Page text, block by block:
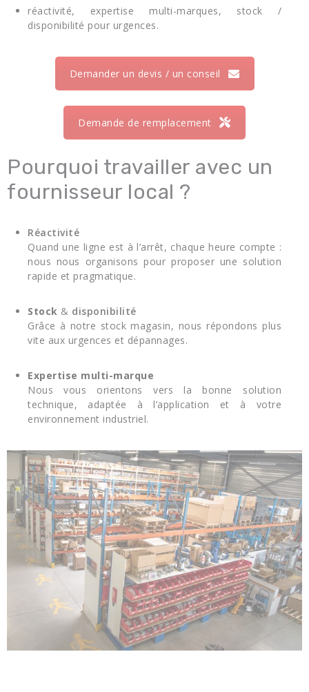
réactivité, expertise multi-marques, stock /
disponibilité pour urgences.
Demander un devis / un conseil
Demande de remplacement
Pourquoi travailler avec un
fournisseur local ?
Réactivité
Quand une ligne est à l’arrêt, chaque heure compte :
nous nous organisons pour proposer une solution
rapide et pragmatique.
Stock & disponibilité
Grâce à notre stock magasin, nous répondons plus
vite aux urgences et dépannages.
Expertise multi-marque
Nous vous orientons vers la bonne solution
technique, adaptée à l’application et à votre
environnement industriel.